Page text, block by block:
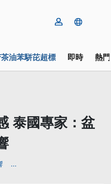
油苯駢芘超標 即時 熱
泰國專家：盆
...